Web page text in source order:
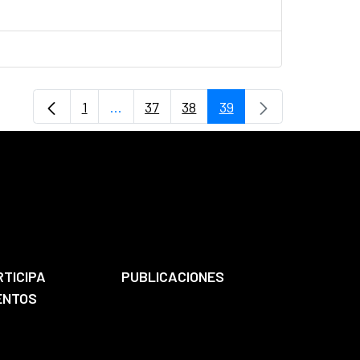
Page
1 ...Pages intermédiaires Utilisez TAB pour
Page
37 Page
38 Page
39
PUBLICACIONES